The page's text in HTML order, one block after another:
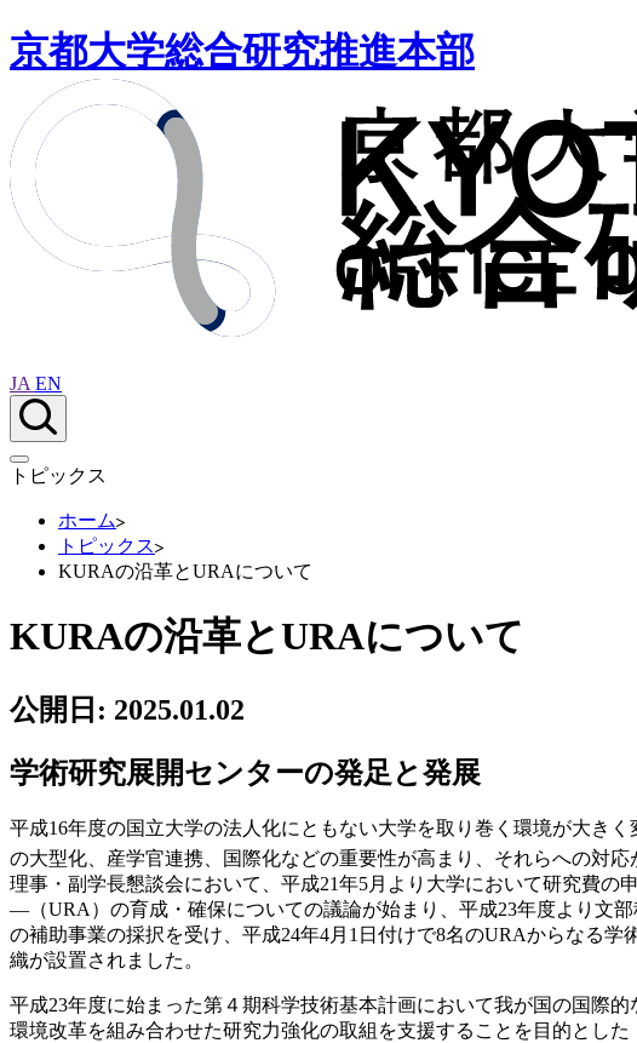
京都大学総合研究推進本部
JA EN
トピックス
ホーム
トピックス
KURAの沿革とURAについて
KURAの沿革とURAについて
公開日: 2025.01.02
学術研究展開センターの発足と発展
平成16年度の国立大学の法人化にともない大学を取り巻く環境が大き
の大型化、産学官連携、国際化などの重要性が高まり、それらへの対
理事・副学長懇談会において、平成21年5月より大学において研究費
―（URA）の育成・確保についての議論が始まり、平成23年度より文
の補助事業の採択を受け、平成24年4月1日付けで8名のURAからなる
織が設置されました。
平成23年度に始まった第４期科学技術基本計画において我が国の国際
環境改革を組み合わせた研究力強化の取組を支援することを目的とし